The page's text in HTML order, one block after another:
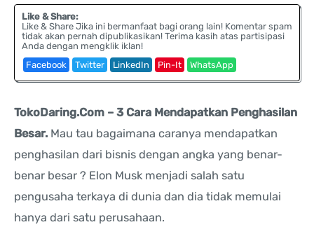
Like & Share:
Like & Share Jika ini bermanfaat bagi orang lain! Komentar spam
tidak akan pernah dipublikasikan! Terima kasih atas partisipasi
Anda dengan mengklik iklan!
Facebook
Twitter LinkedIn Pin-It WhatsApp
TokoDaring.Com – 3 Cara Mendapatkan Penghasilan
Besar. Mau tau bagaimana caranya mendapatkan
penghasilan dari bisnis dengan angka yang benar-
benar besar ? Elon Musk menjadi salah satu
pengusaha terkaya di dunia dan dia tidak memulai
hanya dari satu perusahaan.